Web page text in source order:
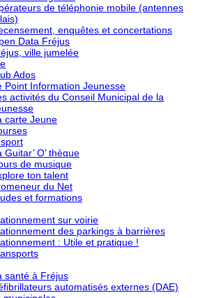
de téléphonie mobile (antennes
enquêtes et concertations
Data Fréjus
ville jumelée
Ados
Point Information Jeunesse
activités du Conseil Municipal de la
carte Jeune
Guitar’ O’ thèque
de musique
ton talent
du Net
et formations
sur voirie
des parkings à barrières
: Utile et pratique !
santé à Fréjus
automatisés externes (DAE)